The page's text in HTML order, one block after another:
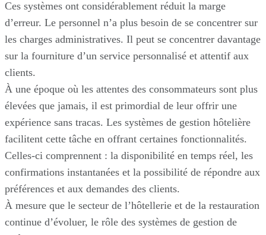
Ces systèmes ont considérablement réduit la marge
d’erreur. Le personnel n’a plus besoin de se concentrer sur
les charges administratives. Il peut se concentrer davantage
sur la fourniture d’un service personnalisé et attentif aux
clients.
À une époque où les attentes des consommateurs sont plus
élevées que jamais, il est primordial de leur offrir une
expérience sans tracas. Les systèmes de gestion hôtelière
facilitent cette tâche en offrant certaines fonctionnalités.
Celles-ci comprennent : la disponibilité en temps réel, les
confirmations instantanées et la possibilité de répondre aux
préférences et aux demandes des clients.
À mesure que le secteur de l’hôtellerie et de la restauration
continue d’évoluer, le rôle des systèmes de gestion de